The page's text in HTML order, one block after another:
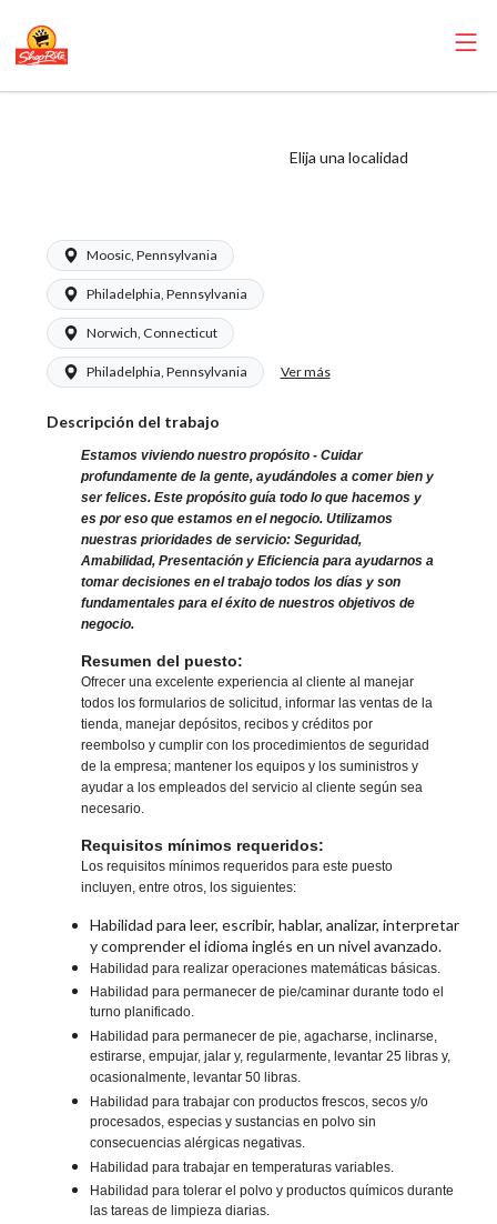
Elija una localidad
Moosic, Pennsylvania
Philadelphia, Pennsylvania
Norwich, Connecticut
Philadelphia, Pennsylvania Ver más
Descripción del trabajo
Estamos viviendo nuestro propósito - Cuidar
profundamente de la gente, ayudándoles a comer bien y
ser felices. Este propósito guía todo lo que hacemos y
es por eso que estamos en el negocio. Utilizamos
nuestras prioridades de servicio: Seguridad,
Amabilidad, Presentación y Eficiencia para ayudarnos a
tomar decisiones en el trabajo todos los días y son
fundamentales para el éxito de nuestros objetivos de
negocio.
Resumen del puesto:
Ofrecer una excelente experiencia al cliente al manejar
todos los formularios de solicitud, informar las ventas de la
tienda, manejar depósitos, recibos y créditos por
reembolso y cumplir con los procedimientos de seguridad
de la empresa; mantener los equipos y los suministros y
ayudar a los empleados del servicio al cliente según sea
necesario.
Requisitos mínimos requeridos:
Los requisitos mínimos requeridos para este puesto
incluyen, entre otros, los siguientes:
Habilidad para leer, escribir, hablar, analizar, interpretar
y comprender el idioma inglés en un nivel avanzado.
Habilidad para realizar operaciones matemáticas básicas.
Habilidad para permanecer de pie/caminar durante todo el
turno planificado.
Habilidad para permanecer de pie, agacharse, inclinarse,
estirarse, empujar, jalar y, regularmente, levantar 25 libras y,
ocasionalmente, levantar 50 libras.
Habilidad para trabajar con productos frescos, secos y/o
procesados, especias y sustancias en polvo sin
consecuencias alérgicas negativas.
Habilidad para trabajar en temperaturas variables.
Habilidad para tolerar el polvo y productos químicos durante
las tareas de limpieza diarias.